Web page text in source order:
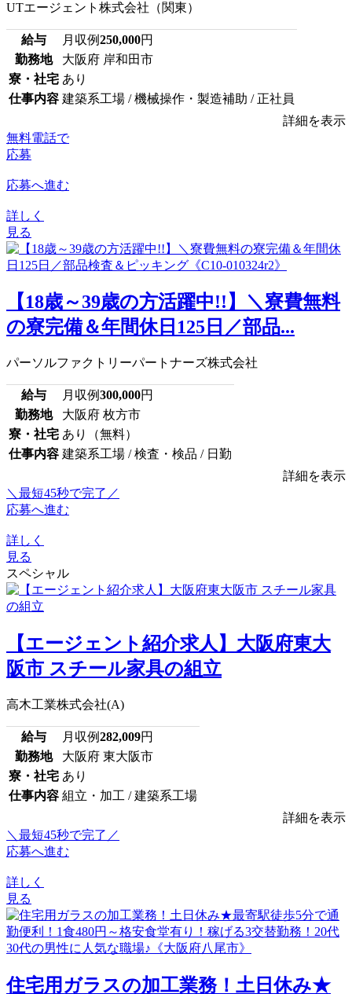
UTエージェント株式会社（関東）
給与 月収例250,000円
勤務地
大阪府 岸和田市
寮・社宅 あり
仕事内容 建築系工場 / 機械操作・製造補助 / 正社員
詳細を表示
無料電話で
応募
応募へ進む
詳しく
見る
【18歳～39歳の方活躍中!!】＼寮費無料
の寮完備＆年間休日125日／部品...
パーソルファクトリーパートナーズ株式会社
給与 月収例300,000円
勤務地
大阪府 枚方市
寮・社宅 あり（無料）
仕事内容 建築系工場 / 検査・検品 / 日勤
詳細を表示
＼最短45秒で完了／
応募へ進む
詳しく
見る
スペシャル
【エージェント紹介求人】大阪府東大
阪市 スチール家具の組立
高木工業株式会社(A)
給与 月収例282,009円
勤務地
大阪府 東大阪市
寮・社宅 あり
仕事内容 組立・加工 / 建築系工場
詳細を表示
＼最短45秒で完了／
応募へ進む
詳しく
見る
住宅用ガラスの加工業務！土日休み★